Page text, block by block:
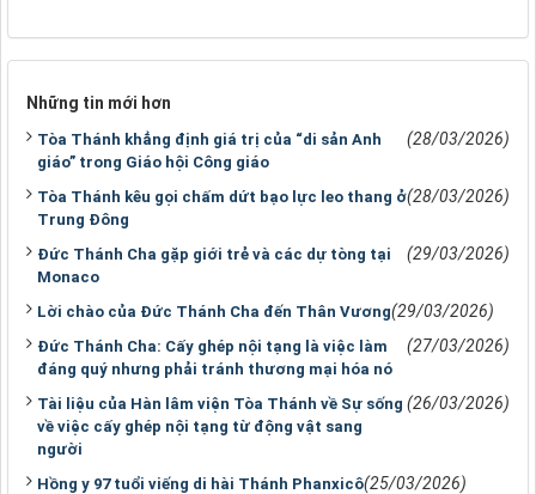
Những tin mới hơn
Tòa Thánh khẳng định giá trị của “di sản Anh
giáo” trong Giáo hội Công giáo
(28/03/2026)
Tòa Thánh kêu gọi chấm dứt bạo lực leo thang ở
Trung Đông
(28/03/2026)
Đức Thánh Cha gặp giới trẻ và các dự tòng tại
Monaco
(29/03/2026)
Lời chào của Đức Thánh Cha đến Thân Vương(29/03/2026)
Đức Thánh Cha: Cấy ghép nội tạng là việc làm
đáng quý nhưng phải tránh thương mại hóa nó
(27/03/2026)
Tài liệu của Hàn lâm viện Tòa Thánh về Sự sống
về việc cấy ghép nội tạng từ động vật sang
người
(26/03/2026)
Hồng y 97 tuổi viếng di hài Thánh Phanxicô(25/03/2026)